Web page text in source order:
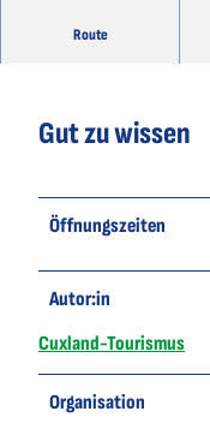
Route
Melanie Martz, Zahnärztin.
Gut zu wissen
Öffnungszeiten
Autor:in
Cuxland-Tourismus
Organisation